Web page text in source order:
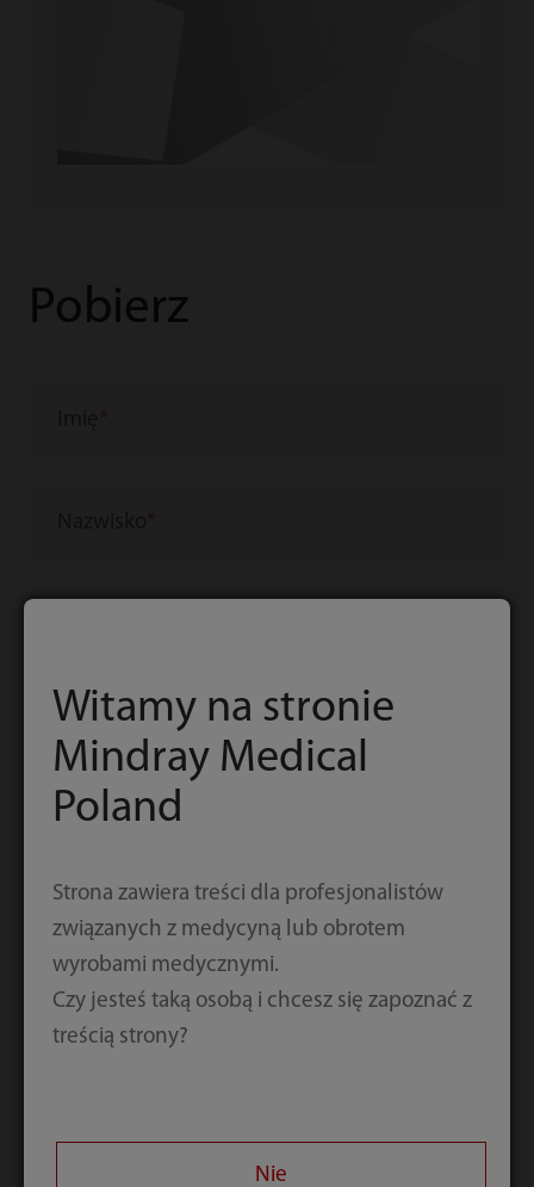
Pobierz
Telefon służbowy
Firma/instytucja
Stanowisko
Witamy na stronie
Mindray Medical
Poland
Strona zawiera treści dla profesjonalistów
związanych z medycyną lub obrotem
wyrobami medycznymi.
Czy jesteś taką osobą i chcesz się zapoznać z
treścią strony?
Nie